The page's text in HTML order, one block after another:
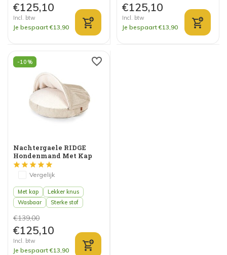
€125,10
Incl. btw
Je bespaart €13,90
€125,10
Incl. btw
Je bespaart €13,90
-10%
Nachtergaele RIDGE
Hondenmand Met Kap
Beige
Vergelijk
Met kap
Lekker knus
Wasbaar
Sterke stof
€139,00
€125,10
Incl. btw
Je bespaart €13,90